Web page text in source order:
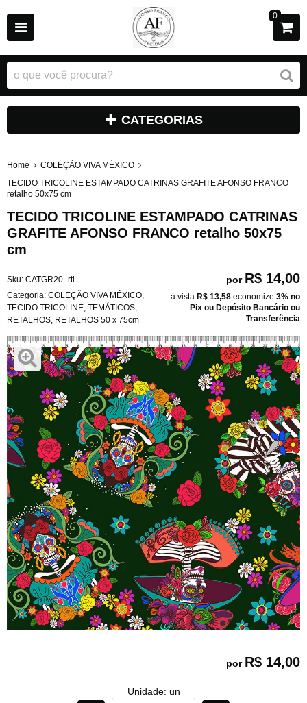
0
CATEGORIAS
Home
COLEÇÃO VIVA MÉXICO
TECIDO TRICOLINE ESTAMPADO CATRINAS GRAFITE AFONSO FRANCO
retalho 50x75 cm
TECIDO TRICOLINE ESTAMPADO CATRINAS
GRAFITE AFONSO FRANCO retalho 50x75
cm
Sku: CATGR20_rtl
Categoria: COLEÇÃO VIVA MÉXICO
TECIDO TRICOLINE TEMÁTICOS
RETALHOS RETALHOS 50 x 75cm
por R$ 14,00
à vista R$ 13,58 economize 3% no
Pix ou Depósito Bancário ou
Transferência
por R$ 14,00
Unidade: un